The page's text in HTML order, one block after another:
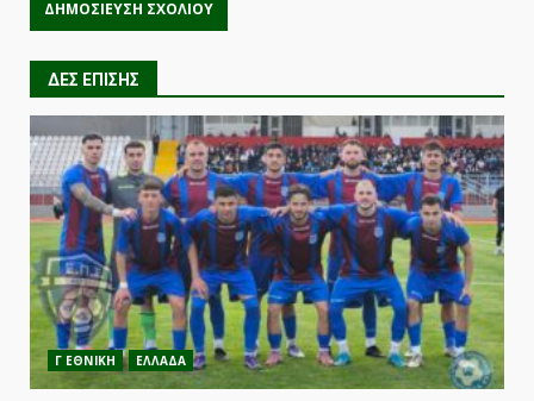
ΔΕΣ ΕΠΙΣΗΣ
Γ ΕΘΝΙΚΗ ΕΛΛΑΔΑ